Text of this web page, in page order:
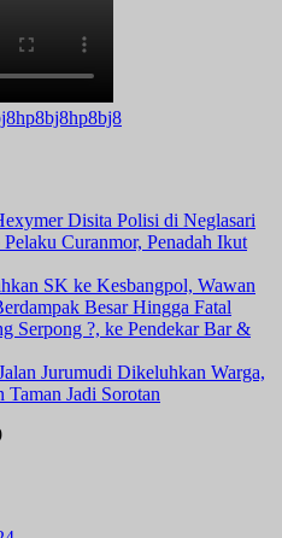
Disita Polisi di Neglasari
Curanmor, Penadah Ikut
SK ke Kesbangpol, Wawan
Besar Hingga Fatal
Serpong ?, ke Pendekar Bar &
Jurumudi Dikeluhkan Warga,
Taman Jadi Sorotan